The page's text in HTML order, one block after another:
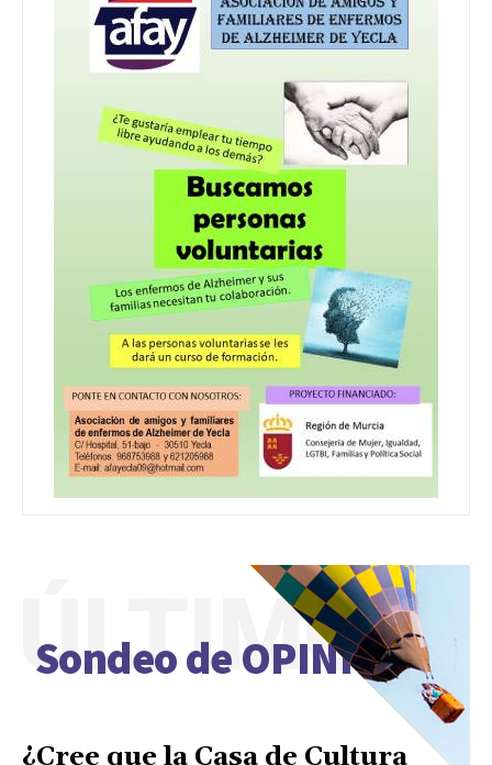
Sondeo de OPINIÓN
ÚLTIMO
¿Cree que la Casa de Cultura